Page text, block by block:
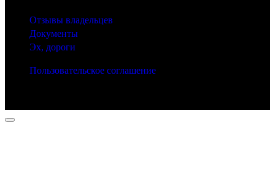
Отзывы владельцев
Документы
Эх, дороги
Пользовательское соглашение